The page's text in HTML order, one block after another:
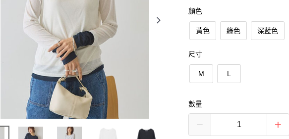
顏色
黃色 綠色 深藍色
尺寸
M L
數量